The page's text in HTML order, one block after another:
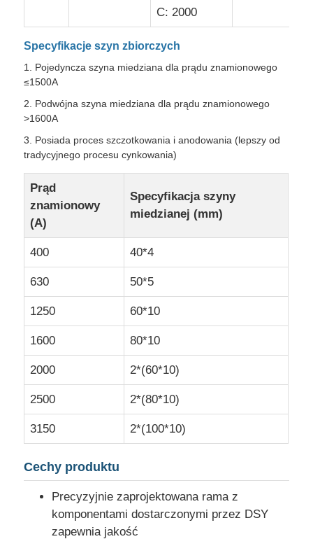
Urządzenia do wymiany średniego napięcia
Urządzenia przełącznikowe niskiego napięcia
Rozdzielnica izolowana powietrzem AIS
GIS Gazowe Urządzenia Rozdzielcze
Rozdzielnica izolowana dielektrykiem stałym
Podstacja typu kontenerowego
Skrzynka odgałęźna kablowa
metalowe urządzenia przełącznikowe zamknięte
Rozłącznik obciążeniowy próżniowy
Wyłącznik wysokonapięciowy
C: 2000
Specyfikacje szyn zbiorczych
1. Pojedyncza szyna miedziana dla prądu znamionowego
≤1500A
2. Podwójna szyna miedziana dla prądu znamionowego
>1600A
3. Posiada proces szczotkowania i anodowania (lepszy od
tradycyjnego procesu cynkowania)
Prąd
znamionowy
(A)
Specyfikacja szyny
miedzianej (mm)
400 40*4
630 50*5
1250 60*10
1600 80*10
2000 2*(60*10)
2500 2*(80*10)
3150 2*(100*10)
Cechy produktu
Precyzyjnie zaprojektowana rama z
komponentami dostarczonymi przez DSY
zapewnia jakość